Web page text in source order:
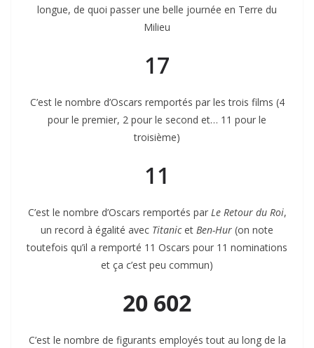
longue, de quoi passer une belle journée en Terre du
Milieu
17
C’est le nombre d’Oscars remportés par les trois films (4
pour le premier, 2 pour le second et… 11 pour le
troisième)
11
C’est le nombre d’Oscars remportés par Le Retour du Roi,
un record à égalité avec Titanicet Ben-Hur (on note
toutefois qu’il a remporté 11 Oscars pour 11 nominations
et ça c’est peu commun)
20 602
C’est le nombre de figurants employés tout au long de la